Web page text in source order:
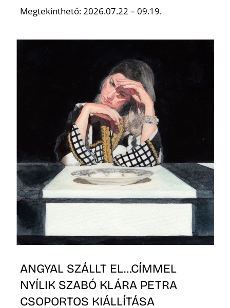
Megtekinthető: 2026.07.22 – 09.19.
ANGYAL SZÁLLT EL…CÍMMEL
NYÍLIK SZABÓ KLÁRA PETRA
CSOPORTOS KIÁLLÍTÁSA